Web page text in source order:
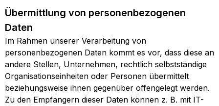
Übermittlung von personenbezogenen
Daten
Im Rahmen unserer Verarbeitung von
personenbezogenen Daten kommt es vor, dass diese an
andere Stellen, Unternehmen, rechtlich selbstständige
Organisationseinheiten oder Personen übermittelt
beziehungsweise ihnen gegenüber offengelegt werden.
Zu den Empfängern dieser Daten können z. B. mit IT-